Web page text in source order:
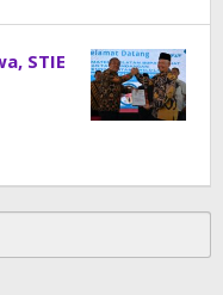
STIE